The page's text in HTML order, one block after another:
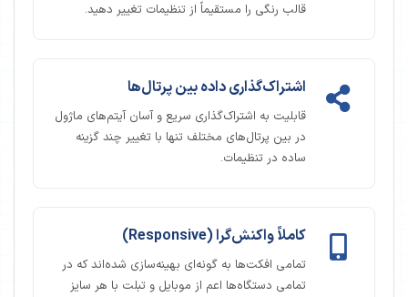
قالب رنگی را مستقیماً از تنظیمات تغییر دهید.
اشتراک‌گذاری داده بین پرتال‌ها
قابلیت به اشتراک‌گذاری سریع و آسان آیتم‌های ماژول
در بین پرتال‌های مختلف تنها با تغییر چند گزینه
ساده در تنظیمات.
کاملاً واکنش‌گرا (Responsive)
تمامی افکت‌ها به گونه‌ای بهینه‌سازی شده‌اند که در
تمامی دستگاه‌ها اعم از موبایل و تبلت با هر سایز